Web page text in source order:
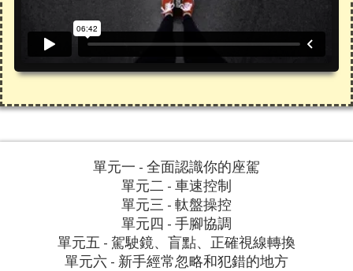
單元一 - 全面認識你的座駕
單元二 - 車速控制
單元三 - 軚盤操控
單元四 - 手腳協調
單元五 - 駕駛鏡、盲點、正確視線轉換
單元六 - 新手經常忽略和犯錯的地方